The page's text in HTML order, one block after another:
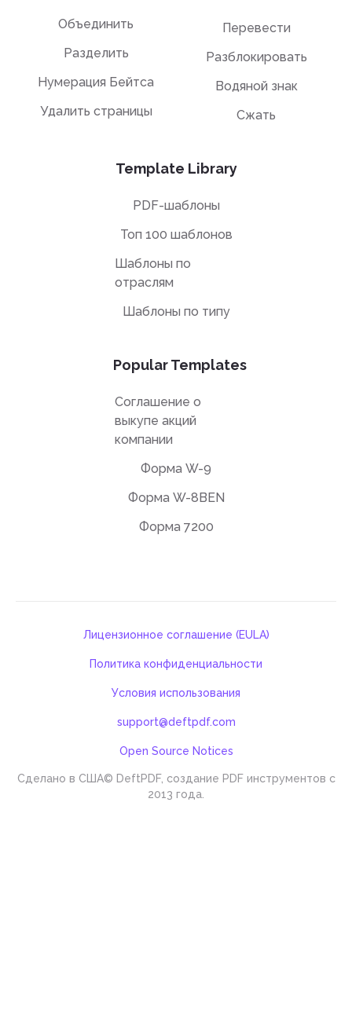
Объединить
Разделить
Нумерация Бейтса
Удалить страницы
Перевести
Разблокировать
Водяной знак
Сжать
Template Library
PDF-шаблоны
Топ 100 шаблонов
Шаблоны по
отраслям
Шаблоны по типу
Popular Templates
Соглашение о
выкупе акций
компании
Форма W-9
Форма W-8BEN
Форма 7200
Сделано в США© DeftPDF, создание PDF инструментов с
2013 года.
Лицензионное соглашение (EULA)
Политика конфиденциальности
Условия использования
support@deftpdf.com
Open Source Notices